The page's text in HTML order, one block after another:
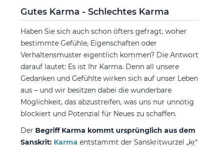
Gutes Karma - Schlechtes Karma
Haben Sie sich auch schon öfters gefragt, woher
bestimmte Gefühle, Eigenschaften oder
Verhaltensmuster eigentlich kommen? Die Antwort
darauf lautet: Es ist Ihr Karma. Denn all unsere
Gedanken und Gefühlte wirken sich auf unser Leben
aus – und wir besitzen dabei die wunderbare
Möglichkeit, das abzustreifen, was uns nur unnötig
blockiert und Potenzial für Neues zu schaffen.
Der Begriff Karma kommt ursprünglich aus dem
Sanskrit: Karma entstammt der Sanskritwurzel „kṛ“